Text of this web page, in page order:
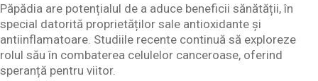
Păpădia are potențialul de a aduce beneficii sănătății, în
special datorită proprietăților sale antioxidante și
antiinflamatoare. Studiile recente continuă să exploreze
rolul său în combaterea celulelor canceroase, oferind
speranță pentru viitor.